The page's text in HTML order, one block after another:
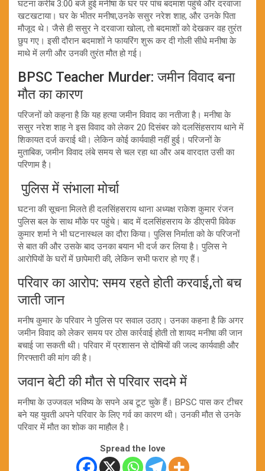
घटना करीब 3:00 बजे हुई मनीषा के घर पर पांच बदमाश पहुंचे और दरवाजा
खटखटाया। घर के भीतर मनीषा,उनके ससुर नरेश शाह, और उनके पिता
मौजूद थे। जैसे ही ससुर ने दरवाजा खोला, तो बदमाशों को देखकर वह तुरंत
छुप गए। इसी दौरान बदमाशों ने फायरिंग शुरू कर दी गोली सीधे मनीषा के
माथे में लगी और उनकी तुरंत मौत हो गई।
BPSC Teacher Murder: जमीन विवाद बना
मौत का कारण
परिजनों को कहना है कि यह हत्या जमीन विवाद का नतीजा है। मनीषा के
ससुर नरेश शाह ने इस विवाद को लेकर 20 दिसंबर को दलसिंहसराय थाने में
शिकायत दर्ज कराई थी। लेकिन कोई कार्यवाही नहीं हुई। परिजनों के
मुताबिक, जमीन विवाद लंबे समय से चल रहा था और अब वारदात उसी का
परिणाम है।
पुलिस में संभाला मोर्चा
घटना की सूचना मिलते ही दलसिंहसराय थाना अध्यक्ष राकेश कुमार रंजन
पुलिस बल के साथ मौके पर पहुंचे। बाद में दलसिंहसराय के डीएसपी विवेक
कुमार शर्मा ने भी घटनास्थल का दौरा किया। पुलिस निर्माता को के परिजनों
से बात की और उसके बाद उनका बयान भी दर्ज कर लिया है। पुलिस ने
आरोपियों के घरों में छापेमारी की, लेकिन सभी फरार हो गए हैं।
परिवार का आरोप: समय रहते होती करवाई,तो बच
जाती जान
मनीष कुमार के परिवार ने पुलिस पर सवाल उठाए। उनका कहना है कि अगर
जमीन विवाद को लेकर समय पर ठोस कार्रवाई होती तो शायद मनीषा की जान
बचाई जा सकती थी। परिवार में प्रशासन से दोषियों की जल्द कार्यवाही और
गिरफ्तारी की मांग की है।
जवान बेटी की मौत से परिवार सदमे में
मनीषा के उज्जवल भविष्य के सपने अब टूट चुके हैं। BPSC पास कर टीचर
बने यह युवती अपने परिवार के लिए गर्व का कारण थी। उनकी मौत से उनके
परिवार में मौत का शोक का माहौल है।
Spread the love